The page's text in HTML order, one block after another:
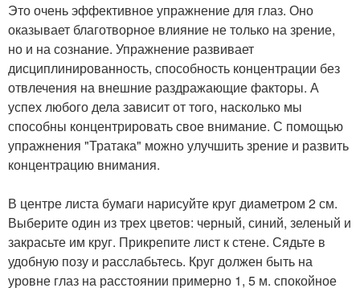
Это очень эффективное упражнение для глаз. Оно
оказывает благотворное влияние не только на зрение,
но и на сознание. Упражнение развивает
дисциплинированность, способность концентрации без
отвлечения на внешние раздражающие факторы. А
успех любого дела зависит от того, насколько мы
способны концентрировать свое внимание. С помощью
упражнения "Тратака" можно улучшить зрение и развить
концентрацию внимания.
В центре листа бумаги нарисуйте круг диаметром 2 см.
Выберите один из трех цветов: черный, синий, зеленый и
закрасьте им круг. Прикрепите лист к стене. Сядьте в
удобную позу и расслабьтесь. Круг должен быть на
уровне глаз на расстоянии примерно 1, 5 м. спокойное